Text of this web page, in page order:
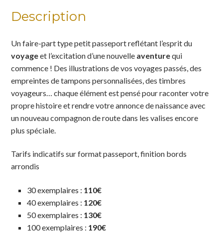
Description
Un faire-part type petit passeport reflétant l’esprit du
voyageet l’excitation d’une nouvelle aventurequi
commence ! Des illustrations de vos voyages passés, des
empreintes de tampons personnalisées, des timbres
voyageurs… chaque élément est pensé pour raconter votre
propre histoire et rendre votre annonce de naissance avec
un nouveau compagnon de route dans les valises encore
plus spéciale.
Tarifs indicatifs sur format passeport, finition bords
arrondis
30 exemplaires : 110€
40 exemplaires : 120€
50 exemplaires : 130€
100 exemplaires : 190€